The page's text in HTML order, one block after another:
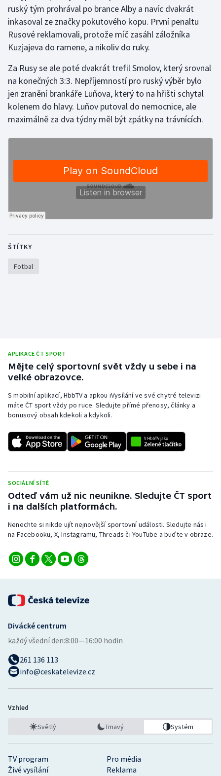
Krasobruslení
Lezení
Moderní pětiboj
Motorsport
Rychlobruslení
Rychlostní kanoistika
Triatlon
Vodní slalom
Volejbal
ruský tým prohrával po brance Alby a navíc dvakrát
inkasoval ze značky pokutového kopu. První penaltu
Rusové reklamovali, protože míč zasáhl záložníka
Kuzjajeva do ramene, a nikoliv do ruky.
Za Rusy se ale poté dvakrát trefil Smolov, který srovnal
na konečných 3:3. Nepříjemností pro ruský výběr bylo
jen zranění brankáře Luňova, který to na hřišti schytal
kolenem do hlavy. Luňov putoval do nemocnice, ale
maximálně za dva týdny měl být zpátky na trávnících.
ŠTÍTKY
Fotbal
APLIKACE ČT SPORT
Mějte celý sportovní svět vždy u sebe i na
velké obrazovce.
S mobilní aplikací, HbbTV a apkou iVysílání ve své chytré televizi
máte ČT sport vždy po ruce. Sledujte přímé přenosy, články a
bonusový obsah kdekoli a kdykoli.
SOCIÁLNÍ SÍTĚ
Odteď vám už nic neunikne. Sledujte ČT sport
i na dalších platformách.
Nenechte si nikde ujít nejnovější sportovní události. Sledujte nás i
na Facebooku, X, Instagramu, Threads či YouTube a buďte v obraze.
TV program
Pro média
Živé vysílání
Reklama
Divácké centrum
každý všední den:8:00—16:00 hodin
261 136 113
info@ceskatelevize.cz
Vzhled
Světlý Tmavý Systém